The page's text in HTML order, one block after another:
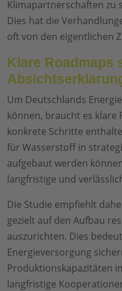
Klimapartnerschaften zu
Dies hat die
oft von den eigentlichen
Klare Roadmaps
Um Deutschlands
können, braucht es klare
konkrete Schritte
für Wasserstoff in
aufgebaut werden
langfristige und
Die Studie empfiehlt
gezielt auf den Aufbau
auszurichten. Dies
Energieversorgung
Produktionskapazitäten
langfristige